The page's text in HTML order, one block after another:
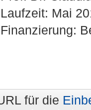
Laufzeit: Mai
Finanzierung:
für die